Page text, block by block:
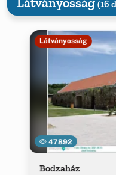
(16
47892
Látványosság
Bodzaház